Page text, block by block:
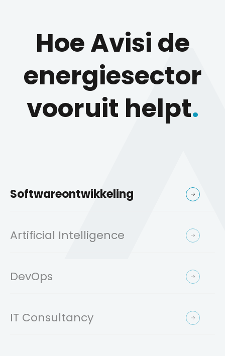
Hoe Avisi de
energiesector
vooruit helpt.
Softwareontwikkeling
Artificial Intelligence
DevOps
IT Consultancy